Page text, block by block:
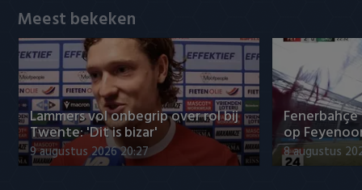
Vitesse
VVV Venlo
Willem II
Meest bekeken
Lammers vol onbegrip over rol bij
Twente: 'Dit is bizar'
9 augustus 2026 20:27
op
8 augustus